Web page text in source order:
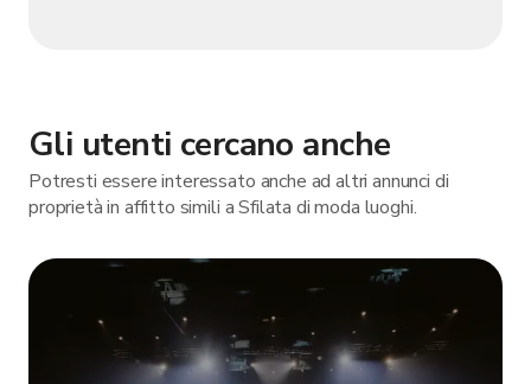
Gli utenti cercano anche
Potresti essere interessato anche ad altri annunci di
proprietà in affitto simili a Sfilata di moda luoghi.